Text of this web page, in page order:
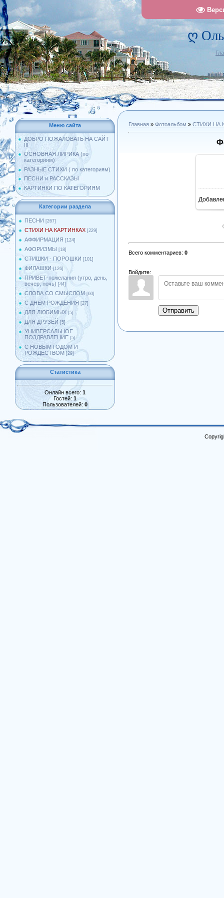
ღ
Меню сайта
ДОБРО ПОЖАЛОВАТЬ НА САЙТ
!!!
ОСНОВНАЯ ЛИРИКА (по
категориям)
РАЗНЫЕ СТИХИ ( по категориям)
ПЕСНИ и РАССКАЗЫ
КАРТИНКИ ПО КАТЕГОРИЯМ
Категории раздела
ПЕСНИ [267]
СТИХИ НА КАРТИНКАХ [229]
АФФИРМАЦИЯ [124]
АФОРИЗМЫ [18]
СТИШКИ - ПОРОШКИ [101]
ФИЛАШКИ [126]
ПРИВЕТ-пожелания (утро, день,
вечер, ночь) [44]
СЛОВА СО СМЫСЛОМ [60]
С ДНЁМ РОЖДЕНИЯ [27]
ДЛЯ ЛЮБИМЫХ [5]
ДЛЯ ДРУЗЕЙ [5]
УНИВЕРСАЛЬНОЕ
ПОЗДРАВЛЕНИЕ [5]
С НОВЫМ ГОДОМ И
РОЖДЕСТВОМ [29]
Статистика
Онлайн всего: 1
Гостей: 1
Пользователей: 0
Главная » Фотоальбом » СТИХИ НА
Всего комментариев: 0
Войдите:
Отправить